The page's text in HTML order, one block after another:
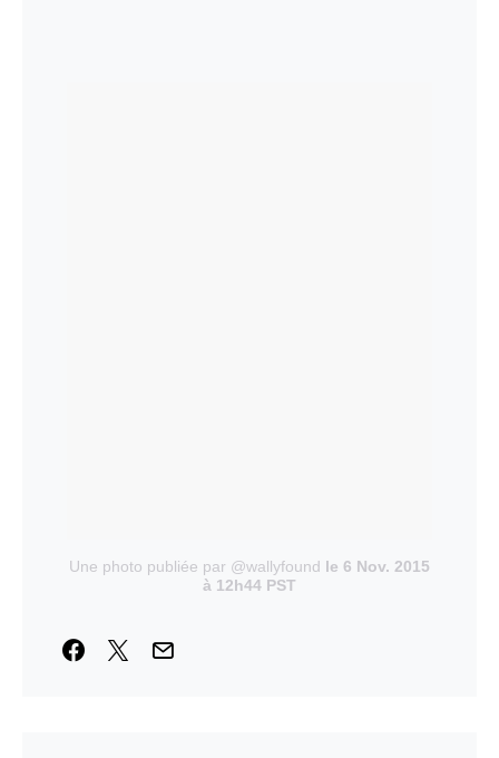
Une photo publiée par @wallyfound le 6 Nov. 2015
à 12h44 PST